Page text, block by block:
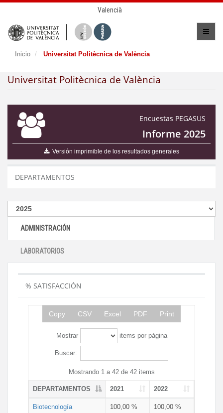
Valencià
Inicio Universitat Politècnica de València
Universitat Politècnica de València
Encuestas PEGASUS
Informe 2025
Versión imprimible de los resultados generales
DEPARTAMENTOS
ADMINISTRACIÓN
LABORATORIOS
% SATISFACCIÓN
Copy CSV Excel PDF Print
Mostrar items por página
Buscar:
Mostrando 1 a 42 de 42 items
DEPARTAMENTOS 2021 2022
Biotecnología 100,00 % 100,00 %